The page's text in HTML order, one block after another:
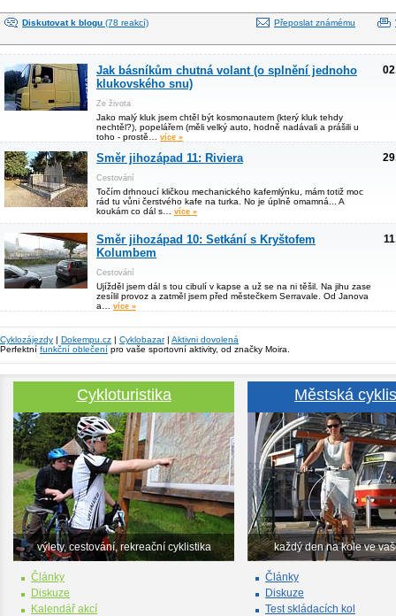
Diskutovat k blogu (78 reakcí) Přeposlat známému
Jak básníkům chutná volant (o splnění jednoho
klukovského snu)
Ze života
Jako malý kluk jsem chtěl být kosmonautem (který kluk tehdy
nechtěl?), popelářem (měli velký auto, hodně nadávali a prášili u
toho - prostě… více »
Směr jihozápad 11: Riviera
Cestování
Točím drhnoucí kličkou mechanického kafemlýnku, mám totiž moc
rád tu vůni čerstvého kafe na turka. No je úplně omamná... A
koukám co dál s… více »
Směr jihozápad 10: Setkání s Kryštofem
Kolumbem
Cestování
Ujížděl jsem dál s tou cibulí v kapse a už se na ni těšil. Na jihu zase
zesílil provoz a zatměl jsem před městečkem Serravale. Od Janova
a… více »
Cyklozájezdy | Dokempu.cz | Cyklobazar| Aktivni dovolená
Perfektní funkční oblečení pro vaše sportovní aktivity, od značky Moira.
Cykloturistika
výlety, cestování, rekreační cyklistika
Články
Diskuze
Kalendář akcí
Městská
každý den na kole ve
Články
Diskuze
Test skládacích kol